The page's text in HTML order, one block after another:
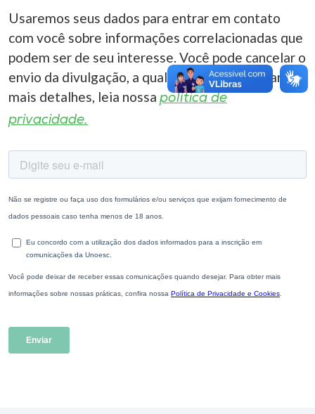
Usaremos seus dados para entrar em contato
com você sobre informações correlacionadas que
podem ser de seu interesse. Você pode cancelar o
envio da divulgação, a qualquer momento. Para
mais detalhes, leia nossa política de
privacidade.